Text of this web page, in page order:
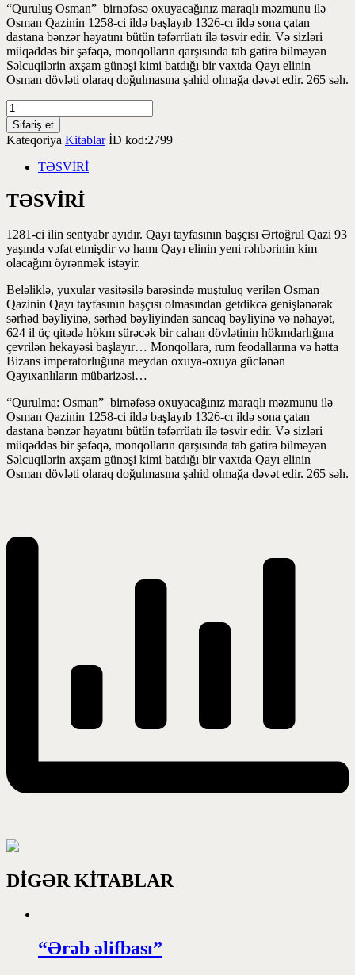
“Quruluş Osman” birnəfəsə oxuyacağınız maraqlı məzmunu ilə
Osman Qazinin 1258-ci ildə başlayıb 1326-cı ildə sona çatan
dastana bənzər həyatını bütün təfərrüatı ilə təsvir edir. Və sizləri
müqəddəs bir şəfəqə, monqolların qarşısında tab gətirə bilməyən
Səlcuqilərin axşam günəşi kimi batdığı bir vaxtda Qayı elinin
Osman dövləti olaraq doğulmasına şahid olmağa dəvət edir. 265 səh.
Sifariş et
Kateqoriya Kitablar İD kod:2799
TƏSVİRİ
TƏSVİRİ
1281-ci ilin sentyabr ayıdır. Qayı tayfasının başçısı Ərtoğrul Qazi 93
yaşında vəfat etmişdir və hamı Qayı elinin yeni rəhbərinin kim
olacağını öyrənmək istəyir.
Beləliklə, yuxular vasitəsilə barəsində muştuluq verilən Osman
Qazinin Qayı tayfasının başçısı olmasından getdikcə genişlənərək
sərhəd bəyliyinə, sərhəd bəyliyindən sancaq bəyliyinə və nəhayət,
624 il üç qitədə hökm sürəcək bir cahan dövlətinin hökmdarlığına
çevrilən hekayəsi başlayır… Monqollara, rum feodallarına və hətta
Bizans imperatorluğuna meydan oxuya-oxuya güclənən
Qayıxanlıların mübarizəsi…
“Qurulma: Osman” birnəfəsə oxuyacağınız maraqlı məzmunu ilə
Osman Qazinin 1258-ci ildə başlayıb 1326-cı ildə sona çatan
dastana bənzər həyatını bütün təfərrüatı ilə təsvir edir. Və sizləri
müqəddəs bir şəfəqə, monqolların qarşısında tab gətirə bilməyən
Səlcuqilərin axşam günəşi kimi batdığı bir vaxtda Qayı elinin
Osman dövləti olaraq doğulmasına şahid olmağa dəvət edir. 265 səh.
DİGƏR KİTABLAR
“Ərəb əlifbası”